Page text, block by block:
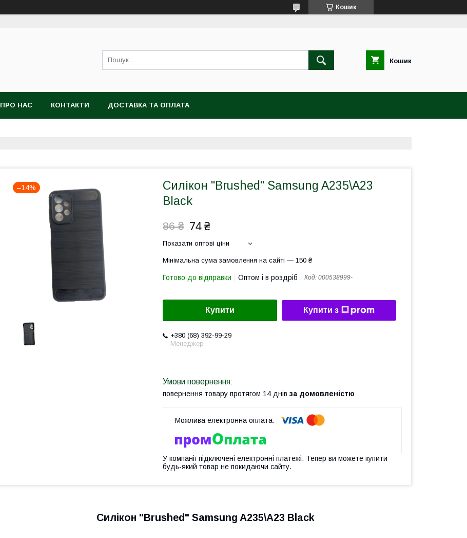
Кошик
Кошик
ПРО НАС КОНТАКТИ ДОСТАВКА ТА ОПЛАТА
–14%
Силікон "Brushed" Samsung A235\A23
Black
86 ₴ 74 ₴
Показати оптові ціни
Мінімальна сума замовлення на сайті — 150 ₴
Готово до відправки Оптом і в роздріб Код: 000538999-
Купити Купити з
+380 (68) 392-99-29
Менеджер
повернення товару протягом 14 днів за домовленістю
У компанії підключені електронні платежі. Тепер ви можете купити
будь-який товар не покидаючи сайту.
Силікон "Brushed" Samsung A235\A23 Black